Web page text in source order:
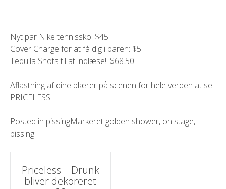
Nyt par Nike tennissko: $45
Cover Charge for at få dig i baren: $5
Tequila Shots til at indlæse!! $68.50
Aflastning af dine blærer på scenen for hele verden at se:
PRICELESS!
Posted in pissingMarkeret golden shower, on stage,
pissing
Indlæg
Priceless – Drunk
bliver dekoreret